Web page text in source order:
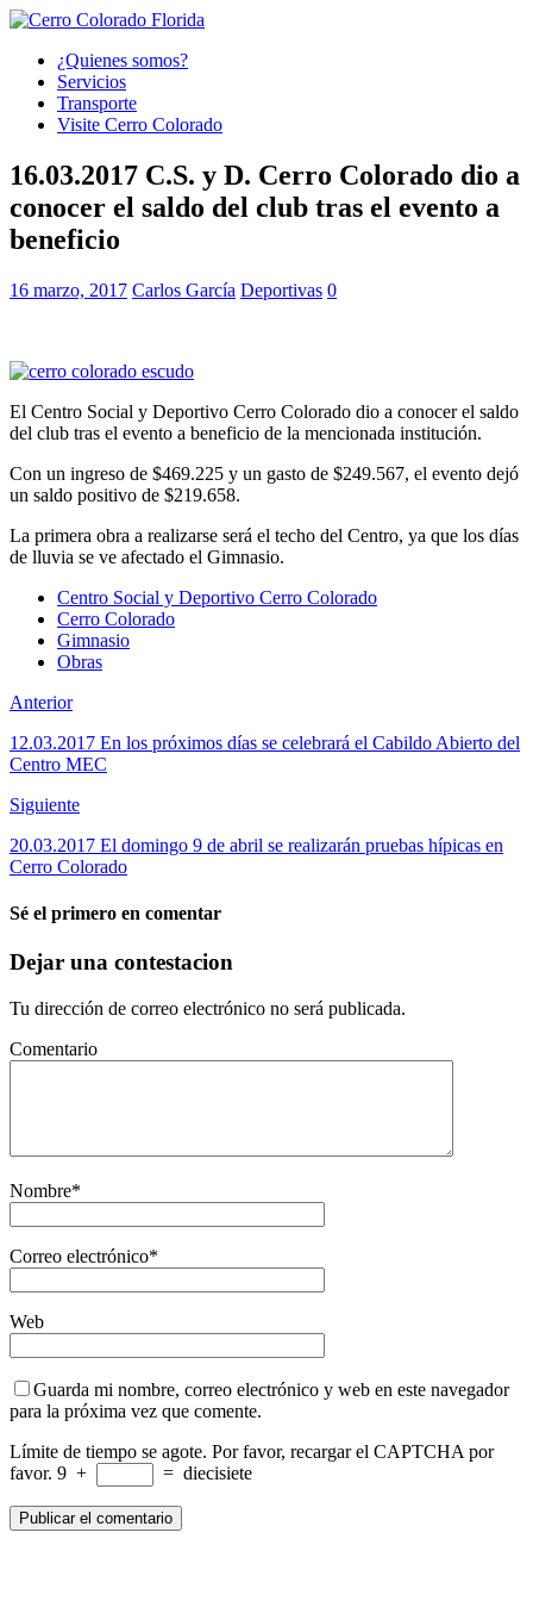
¿Quienes somos?
Servicios
Transporte
Visite Cerro Colorado
16.03.2017 C.S. y D. Cerro Colorado dio a
conocer el saldo del club tras el evento a
beneficio
16 marzo, 2017 Carlos García Deportivas 0
El Centro Social y Deportivo Cerro Colorado dio a conocer el saldo
del club tras el evento a beneficio de la mencionada institución.
Con un ingreso de $469.225 y un gasto de $249.567, el evento dejó
un saldo positivo de $219.658.
La primera obra a realizarse será el techo del Centro, ya que los días
de lluvia se ve afectado el Gimnasio.
Centro Social y Deportivo Cerro Colorado
Cerro Colorado
Gimnasio
Obras
Anterior
12.03.2017 En los próximos días se celebrará el Cabildo Abierto del
Centro MEC
Siguiente
20.03.2017 El domingo 9 de abril se realizarán pruebas hípicas en
Cerro Colorado
Sé el primero en comentar
Dejar una contestacion
Tu dirección de correo electrónico no será publicada.
Comentario
Nombre*
Correo electrónico*
Web
Guarda mi nombre, correo electrónico y web en este navegador
para la próxima vez que comente.
Límite de tiempo se agote. Por favor, recargar el CAPTCHA por
favor. 9 + = diecisiete